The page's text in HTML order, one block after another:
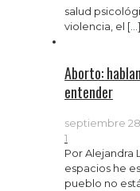
salud
violencia, el […]
Aborto:
entender
septiembre
1
Por Alejandra
espacios he
pueblo no